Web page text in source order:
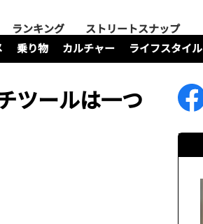
ランキング
ストリートスナップ
乗り物 カルチャー ライフスタイル
ツールは一つ